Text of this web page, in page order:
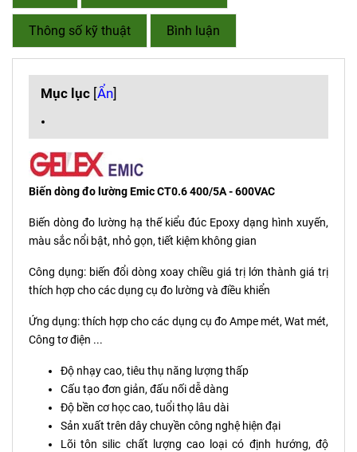
Thông số kỹ thuật Bình luận
Mục lục [Ẩn]
Biến dòng đo lường Emic CT0.6 400/5A - 600VAC
Biến dòng đo lường hạ thế kiểu đúc Epoxy dạng hình xuyến,
màu sắc nổi bật, nhỏ gọn, tiết kiệm không gian
Công dụng: biến đổi dòng xoay chiều giá trị lớn thành giá trị
thích hợp cho các dụng cụ đo lường và điều khiển
Ứng dụng: thích hợp cho các dụng cụ đo Ampe mét, Wat mét,
Công tơ điện ...
Độ nhạy cao, tiêu thụ năng lượng thấp
Cấu tạo đơn giản, đấu nối dễ dàng
Độ bền cơ học cao, tuổi thọ lâu dài
Sản xuất trên dây chuyền công nghệ hiện đại
Lõi tôn silic chất lượng cao loại có định hướng, độ